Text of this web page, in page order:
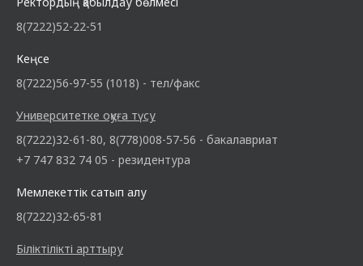
8(7222)52-22-51
Кеңсе
8(7222)56-97-55 (1018) - тел/факс
Университетке оқуға түсу
8(7222)32-61-80, 8(778)008-57-56 - бакалавриат
+7 747 832 74 05 - резидентура
Мемлекеттік сатып алу
8(7222)32-65-81
Біліктілікті арттыру